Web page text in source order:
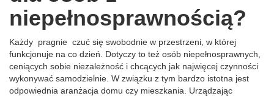
niepełnosprawnością?
Każdy pragnie czuć się swobodnie w przestrzeni, w której
funkcjonuje na co dzień. Dotyczy to też osób niepełnosprawnych,
ceniących sobie niezależność i chcących jak najwięcej czynności
wykonywać samodzielnie. W związku z tym bardzo istotna jest
odpowiednia aranżacja domu czy mieszkania. Urządzając